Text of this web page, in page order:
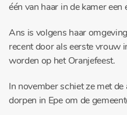
één van haar in de kamer een
Ans is volgens haar
recent door als eerste vrouw
worden op het Oranjefeest.
In november schiet ze met
dorpen in Epe om de